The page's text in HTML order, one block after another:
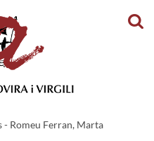
- Romeu Ferran, Marta